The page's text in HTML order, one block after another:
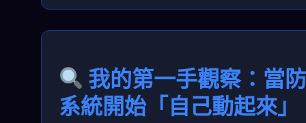
我的第一手觀察：當
系統開始「自己動起來」